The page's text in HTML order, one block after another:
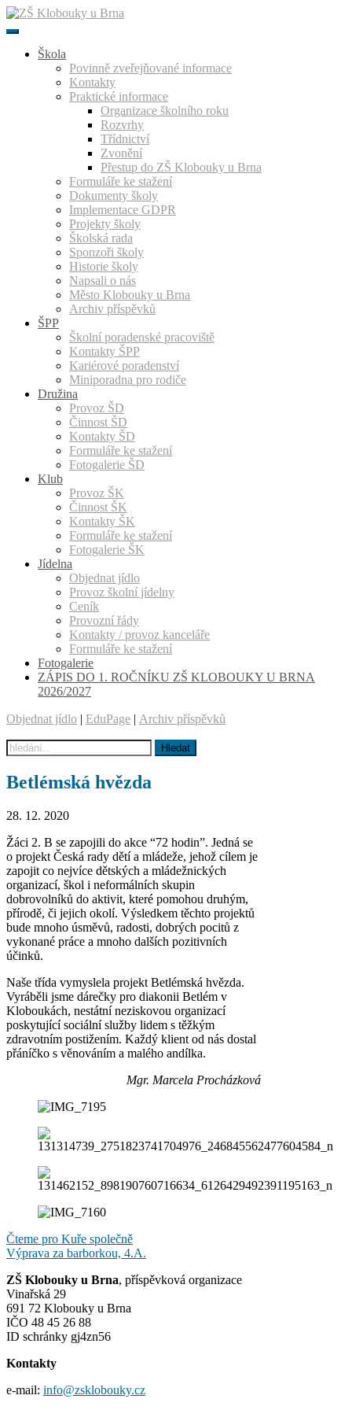
Přeskočit
k
Škola
Povinně zveřejňované informace
Kontakty
Praktické informace
Organizace školního roku
Rozvrhy
Třídnictví
Zvonění
Přestup do ZŠ Klobouky u Brna
Formuláře ke stažení
Dokumenty školy
Implementace GDPR
Projekty školy
Školská rada
Sponzoři školy
Historie školy
Napsali o nás
Město Klobouky u Brna
Archiv příspěvků
ŠPP
Školní poradenské pracoviště
Kontakty ŠPP
Kariérové poradenství
Miniporadna pro rodiče
Družina
Provoz ŠD
Činnost ŠD
Kontakty ŠD
Formuláře ke stažení
Fotogalerie ŠD
Klub
Provoz ŠK
Činnost ŠK
Kontakty ŠK
Formuláře ke stažení
Fotogalerie ŠK
Jídelna
Objednat jídlo
Provoz školní jídelny
Ceník
Provozní řády
Kontakty / provoz kanceláře
Formuláře ke stažení
Fotogalerie
ZÁPIS DO 1. ROČNÍKU ZŠ KLOBOUKY U BRNA
2026/2027
Objednat jídlo | EduPage | Archiv příspěvků
Betlémská hvězda
28. 12. 2020
Žáci 2. B se zapojili do akce “72 hodin”. Jedná se
o projekt Česká rady dětí a mládeže, jehož cílem je
zapojit co nejvíce dětských a mládežnických
organizací, škol i neformálních skupin
dobrovolníků do aktivit, které pomohou druhým,
přírodě, či jejich okolí. Výsledkem těchto projektů
bude mnoho úsměvů, radosti, dobrých pocitů z
vykonané práce a mnoho dalších pozitivních
účinků.
Naše třída vymyslela projekt Betlémská hvězda.
Vyráběli jsme dárečky pro diakonii Betlém v
Kloboukách, nestátní neziskovou organizací
poskytující sociální služby lidem s těžkým
zdravotním postižením. Každý klient od nás dostal
přáníčko s věnováním a malého andílka.
Mgr. Marcela Procházková
Navigace
pro
příspěvek
Čteme pro Kuře společně
Výprava za barborkou, 4.A.
ZŠ Klobouky u Brna, příspěvková organizace
Vinařská 29
691 72 Klobouky u Brna
IČO 48 45 26 88
ID schránky gj4zn56
Kontakty
e-mail: info@zsklobouky.cz